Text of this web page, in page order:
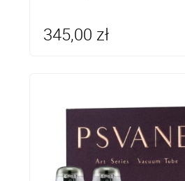
345,00 zł